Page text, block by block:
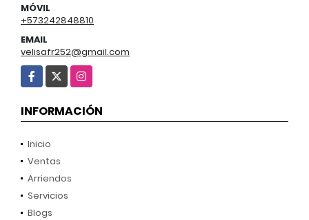
MÓVIL
+573242848810
EMAIL
velisafr252@gmail.com
Facebook
X Instagram
INFORMACIÓN
Inicio
Ventas
Arriendos
Servicios
Blogs